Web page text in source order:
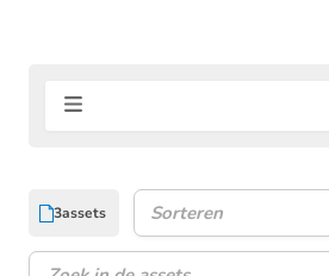
3assets
Assets sorteren
Zoeken